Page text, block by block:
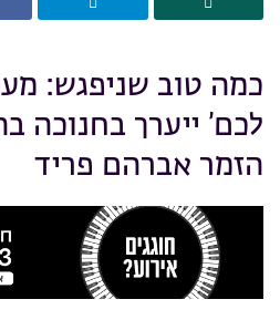
כמה טוב שניפגש:
לכם’ ייערך בחנוכה
הזמר אברהם פריד